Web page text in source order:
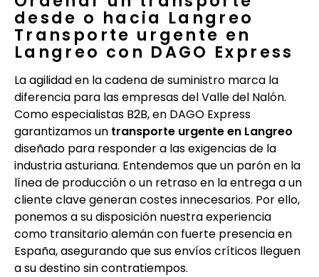
desde o hacia Langreo
Transporte urgente en
Langreo con DAGO Express
La agilidad en la cadena de suministro marca la
diferencia para las empresas del Valle del Nalón.
Como especialistas B2B, en DAGO Express
garantizamos un transporte urgente en Langreo
diseñado para responder a las exigencias de la
industria asturiana. Entendemos que un parón en la
línea de producción o un retraso en la entrega a un
cliente clave generan costes innecesarios. Por ello,
ponemos a su disposición nuestra experiencia
como transitario alemán con fuerte presencia en
España, asegurando que sus envíos críticos lleguen
a su destino sin contratiempos.